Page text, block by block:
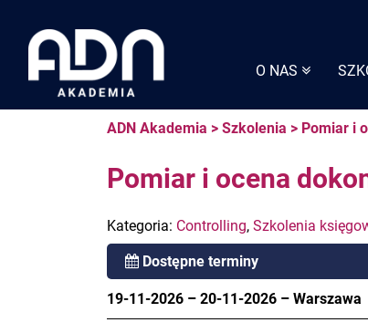
O NAS
content
ADN Akademia > Szkolenia > Pomiar i
Pomiar i ocena
Kategoria: Controlling, Szkolenia
Dostępne terminy
19-11-2026 – 20-11-2026 – Warszawa